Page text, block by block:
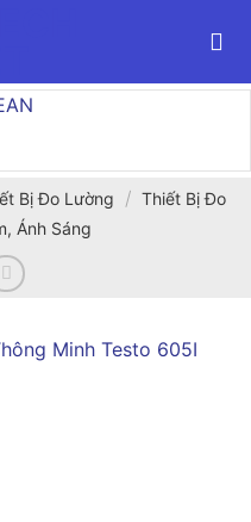
Bị Đo Lường / Thiết Bị Đo
Ánh Sáng